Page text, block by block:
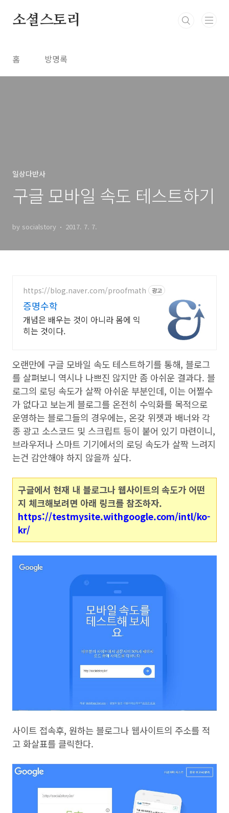
소셜스토리
홈 방명록
일상다반사
구글 모바일 속도 테스트하기
by socialstory 2017. 7. 7.
https://blog.naver.com/proofmath 광고
증명수학
개념은 배우는 것이 아니라 몸에 익
히는 것이다.
오랜만에 구글 모바일 속도 테스트하기를 통해, 블로그
를 살펴보니 역시나 나쁘진 않지만 좀 아쉬운 결과다. 블
로그의 로딩 속도가 살짝 아쉬운 부분인데, 이는 어쩔수
가 없다고 보는게 블로그를 온전히 수익화를 목적으로
운영하는 블로그들의 경우에는, 온갖 위젯과 배너와 각
종 광고 소스코드 및 스크립트 등이 붙어 있기 마련이니,
브라우저나 스마트 기기에서의 로딩 속도가 살짝 느려지
는건 감안해야 하지 않을까 싶다.
구글에서 현재 내 블로그나 웹사이트의 속도가 어떤
지 체크해보려면 아래 링크를 참조하자.
https://testmysite.withgoogle.com/intl/ko-
kr/
사이트 접속후, 원하는 블로그나 웹사이트의 주소를 적
고 화살표를 클릭한다.